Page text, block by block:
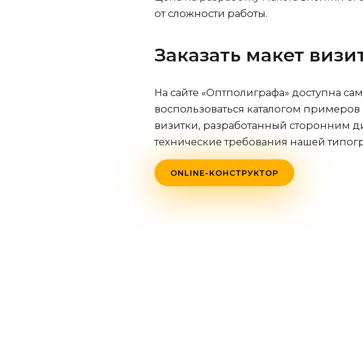
от сложности работы.
Заказать макет
На сайте «Оптполиграфа» доступна
воспользоваться каталогом
визитки, разработанный сторонним
технические требования нашей
ONLINE-КОНСТРУКТОР